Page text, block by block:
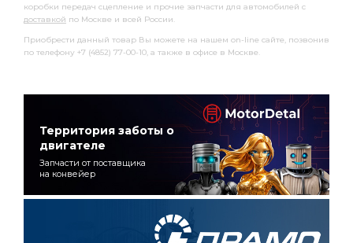
коробки передач сцепление и прочие запчасти для автомобилей с
доставкой по Москве и всей России.
Приобрести данный товар Вы можете на нашем on-line сайте, позвонив
по телефону +7 (4852) 77-00-10, а также в офисе в Москве.
Территория заботы о
двигателе
Запчасти от поставщика
на конвейер